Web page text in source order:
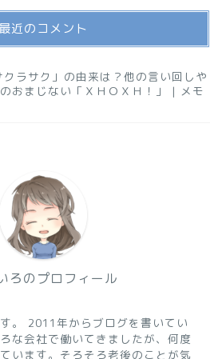
最近のコメント
ラサク」の由来は？他の言い回しや
おまじない「ＸＨＯＸＨ！」 | メモ
ろのプロフィール
。 2011年からブログを書いてい
な会社で働いてきましたが、何度
います。そろそろ老後のことが気